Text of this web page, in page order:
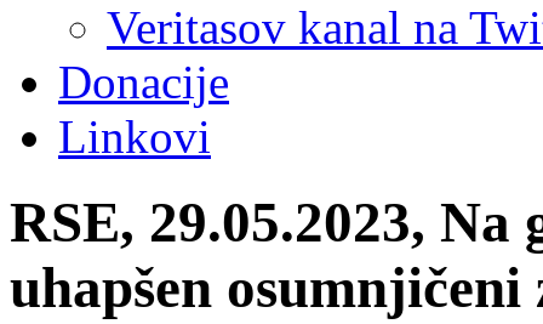
Veritasov kanal na
Donacije
Linkovi
RSE, 29.05.2023,
uhapšen